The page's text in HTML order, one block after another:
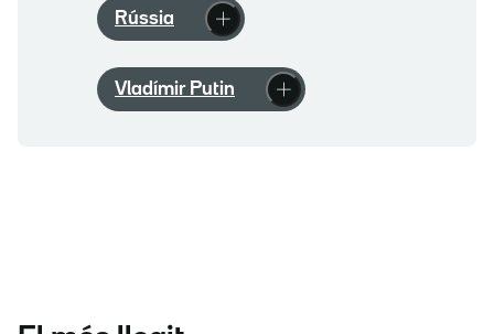
Rússia
Vladímir Putin